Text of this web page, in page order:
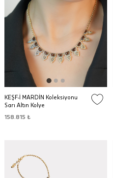
KEŞF-İ MARDİN Koleksiyonu
Sarı Altın Kolye
158.815 ₺